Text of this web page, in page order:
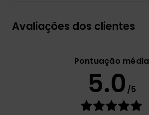
Avaliações dos clientes
Pontuação média
5.0 /5